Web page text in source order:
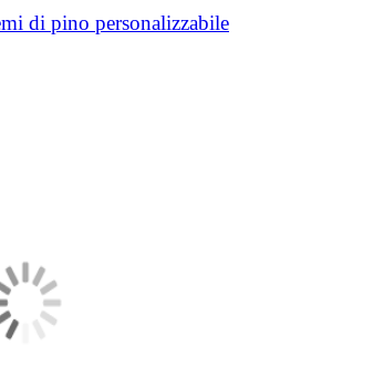
di pino personalizzabile